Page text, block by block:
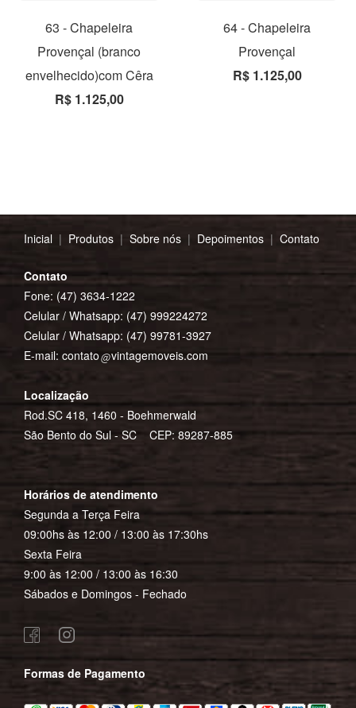
63 - Chapeleira
Provençal (branco
envelhecido)com Cêra
R$ 1.125,00
64 - Chapeleira
Provençal
R$ 1.125,00
Inicial | Produtos | Sobre nós | Depoimentos | Contato
Contato
Fone: (47) 3634-1222
Celular / Whatsapp: (47) 999224272
Celular / Whatsapp: (47) 99781-3927
E-mail: contato vintagemoveis.com
Localização
Rod.SC 418, 1460 - Boehmerwald
São Bento do Sul - SC CEP: 89287-885
Horários de atendimento
Segunda a Terça Feira
09:00hs às 12:00 / 13:00 às 17:30hs
Sexta Feira
9:00 às 12:00 / 13:00 às 16:30
Sábados e Domingos - Fechado
Formas de Pagamento